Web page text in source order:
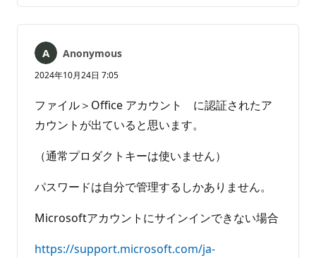
ト
あ
り
せ
ト
Anonymous
2024年10月24日 7:05
ファイル＞Office アカウント に認証されたア
カウントが出ていると思います。
（通常プロダクトキーは使いません）
パスワードは自分で管理するしかありません。
Microsoftアカウントにサインインできない場合
https://support.microsoft.com/ja-